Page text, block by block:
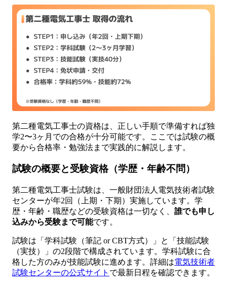
第二種電気工事士の資格は、正しい手順で準備すれば独
学2〜3ヶ月での合格が十分可能です。ここでは試験の概
要から合格率・勉強法まで実践的に解説します。
試験の概要と受験資格（学歴・年齢不問）
第二種電気工事士試験は、一般財団法人電気技術者試験
センターが年2回（上期・下期）実施しています。学
歴・年齢・職歴などの受験資格は一切なく、 誰でも申し
込みから受験まで可能です。
試験は「学科試験（筆記 or CBT方式）」と「技能試験
（実技）」の2段階で構成されています。学科試験に合
格した方のみが技能試験に進めます。詳細は電気技術者
試験センターの公式サイト で最新日程を確認できます。